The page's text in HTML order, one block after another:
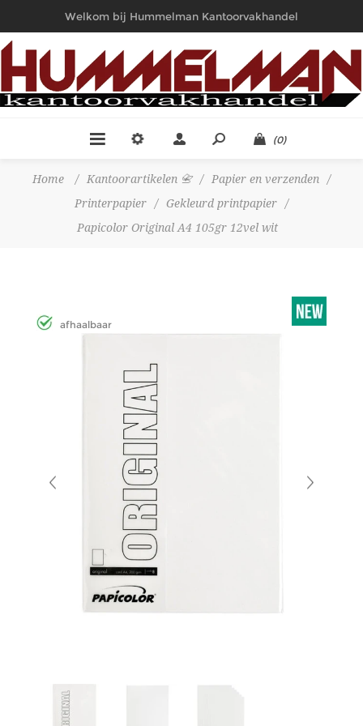
Welkom bij Hummelman Kantoorvakhandel
(0)
Home / Kantoorartikelen 📇 / Papier en verzenden
/
Printerpapier
/ Gekleurd printpapier
/
Papicolor Original A4 105gr 12vel wit
afhaalbaar